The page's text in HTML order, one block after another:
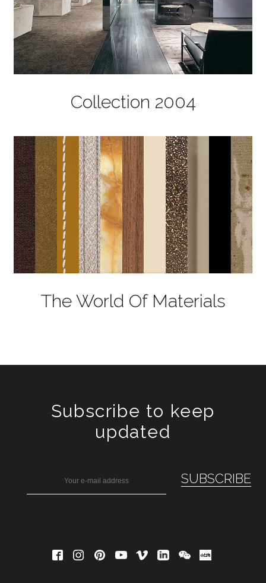
Collection 2004
The World Of Materials
Subscribe to keep
updated